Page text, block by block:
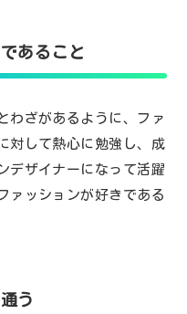
あること
わざがあるように、ファ
対して熱心に勉強し、成
デザイナーになって活躍
ァッションが好きである
う